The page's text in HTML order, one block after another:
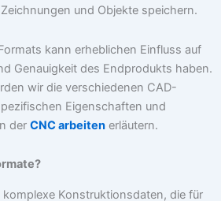
und Objekte speichern.
kann erheblichen Einfluss auf
Genauigkeit des Endprodukts haben.
wir die verschiedenen CAD-
Eigenschaften und
der CNC arbeiten erläutern.
Konstruktionsdaten, die für